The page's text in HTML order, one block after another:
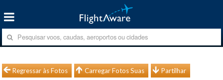
Regressar às Fotos Carregar Fotos Suas Partilhar